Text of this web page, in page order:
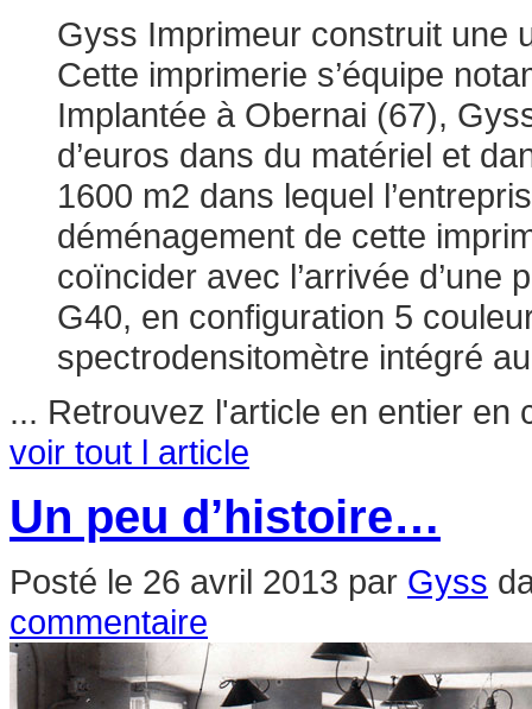
Gyss Imprimeur construit une
Cette imprimerie s’équipe
Implantée à Obernai (67),
d’euros dans du matériel et
1600 m2 dans lequel
déménagement de cette
coïncider avec l’arrivée d’une
G40, en configuration 5
spectrodensitomètre intégré
... Retrouvez l'article en entier en
voir tout l article
Un peu d’histoire…
Posté le 26 avril 2013 par Gyss
commentaire